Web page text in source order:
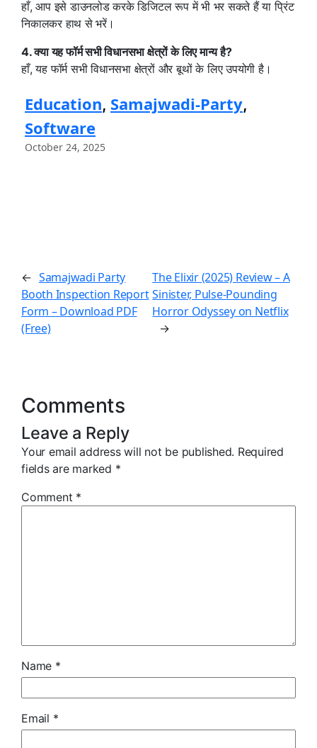
हाँ, आप इसे डाउनलोड करके डिजिटल रूप में भी भर सकते हैं या प्रिंट
निकालकर हाथ से भरें।
4. क्या यह फॉर्म सभी विधानसभा क्षेत्रों के लिए मान्य है?
हाँ, यह फॉर्म सभी विधानसभा क्षेत्रों और बूथों के लिए उपयोगी है।
Education, Samajwadi-Party
Software
October 24, 2025
← Samajwadi Party
Booth Inspection Report
Form – Download PDF
(Free)
The Elixir (2025) Review – A
Sinister, Pulse-Pounding
Horror Odyssey on Netflix
→
Comments
Leave a Reply
Your email address will not be published. Required
fields are marked *
Comment *
Name *
Email *